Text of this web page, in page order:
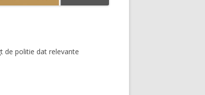
de politie dat relevante